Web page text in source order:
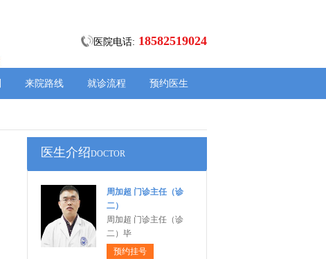
医院电话: 18582519024
来院路线 就诊流程 预约医生
医生介绍DOCTOR
周加超 门诊主任（诊
二）
周加超 门诊主任（诊
二）毕
预约挂号